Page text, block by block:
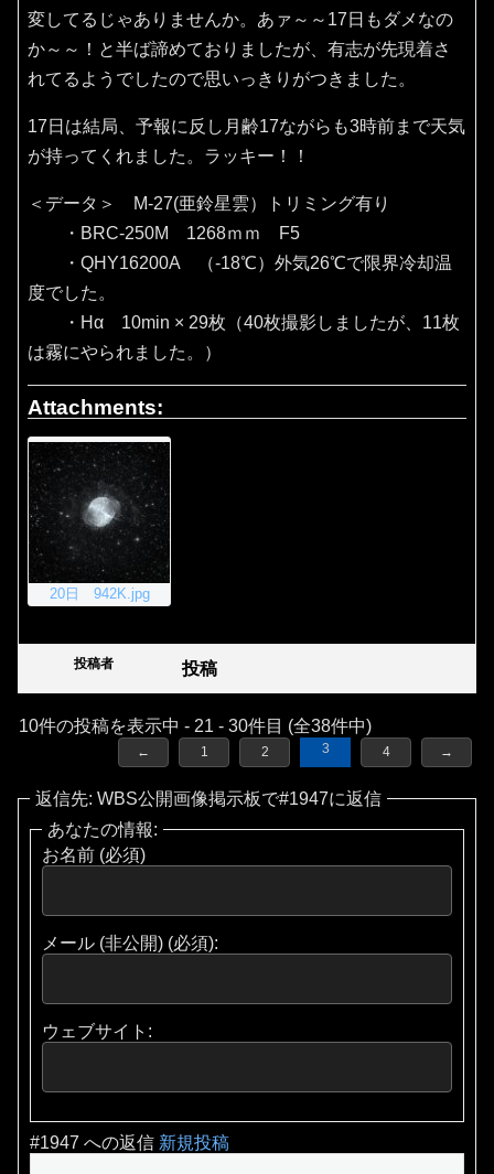
変してるじゃありませんか。あァ～～17日もダメなの
か～～！と半ば諦めておりましたが、有志が先現着さ
れてるようでしたので思いっきりがつきました。
17日は結局、予報に反し月齢17ながらも3時前まで天気
が持ってくれました。ラッキー！！
＜データ＞ M-27(亜鈴星雲）トリミング有り
・BRC-250M 1268ｍｍ F5
・QHY16200A （‐18℃）外気26℃で限界冷却温
度でした。
・Hα 10min × 29枚（40枚撮影しましたが、11枚
は霧にやられました。）
Attachments:
20日 942K.jpg
投稿者 投稿
10件の投稿を表示中 - 21 - 30件目 (全38件中)
← 1 2 3 4 →
返信先: WBS公開画像掲示板で#1947に返信
あなたの情報:
お名前 (必須)
メール (非公開) (必須):
ウェブサイト:
#1947 への返信 新規投稿